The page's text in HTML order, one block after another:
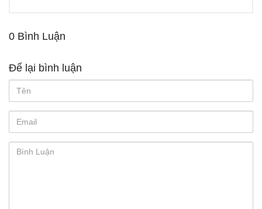
0 Bình Luận
Để lại bình luận